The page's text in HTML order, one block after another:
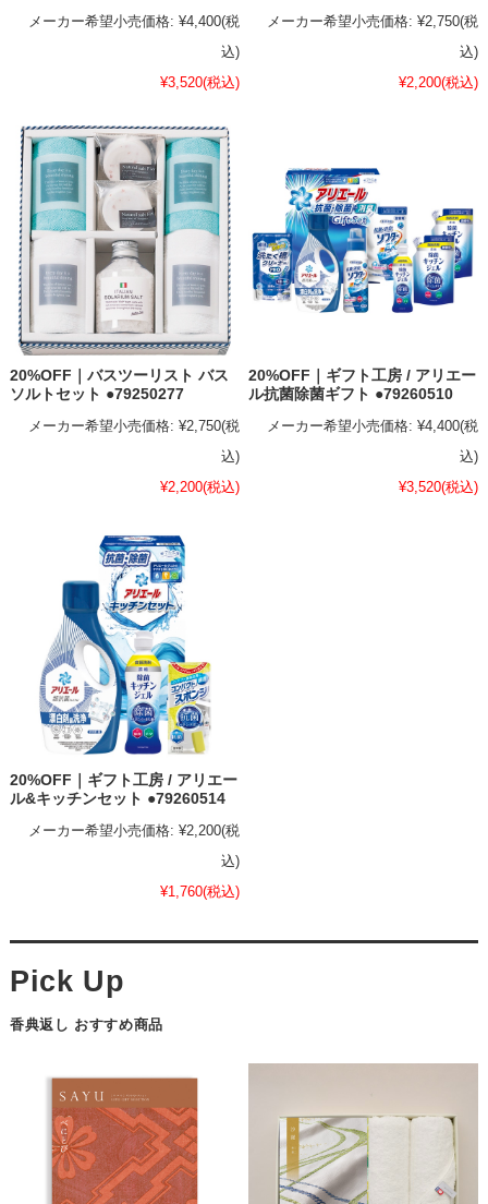
メーカー希望小売価格: ¥4,400(税
込)
¥3,520(税込)
メーカー希望小売価格: ¥2,750(税
込)
¥2,200(税込)
20%OFF｜バスツーリスト バス
ソルトセット ●79250277
メーカー希望小売価格: ¥2,750(税
込)
¥2,200(税込)
20%OFF｜ギフト工房 / アリエー
ル抗菌除菌ギフト ●79260510
メーカー希望小売価格: ¥4,400(税
込)
¥3,520(税込)
20%OFF｜ギフト工房 / アリエー
ル&キッチンセット ●79260514
メーカー希望小売価格: ¥2,200(税
込)
¥1,760(税込)
香典返し おすすめ商品